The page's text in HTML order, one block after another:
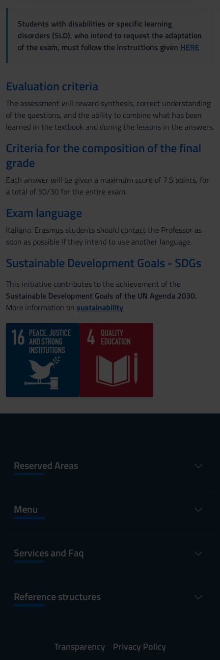
Students with disabilities or specific learning
disorders (SLD), who intend to request the adaptation
of the exam, must follow the instructions given HERE
Evaluation criteria
The assessment will reward synthesis, correct understanding
of the questions, and the ability to combine what has been
learned in the textbook and during the lessons in the answers.
Criteria for the composition of the final
grade
Each answer will be given a maximum score of 7.5 points, for
a total of 30/30 for the entire exam.
Exam language
Italiano. Erasmus students should contact the Professor as
soon as possible if they intend to use another language.
Sustainable Development Goals - SDGs
This initiative contributes to the achievement of the
Sustainable Development Goals of the UN Agenda 2030.
More information on sustainability
Reserved Areas
Menu
Services and Faq
Reference structures
Transparency
Privacy Policy